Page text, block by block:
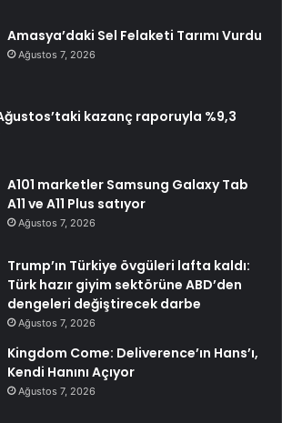
Amasya’daki Sel Felaketi Tarımı Vurdu
Ağustos 7, 2026
kazanç raporuyla %9,3
A101 marketler Samsung Galaxy Tab
A11 ve A11 Plus satıyor
Ağustos 7, 2026
Trump’ın Türkiye övgüleri lafta kaldı:
Türk hazır giyim sektörüne ABD’den
dengeleri değiştirecek darbe
Ağustos 7, 2026
Kingdom Come: Deliverence’ın Hans’ı,
Kendi Hanını Açıyor
Ağustos 7, 2026